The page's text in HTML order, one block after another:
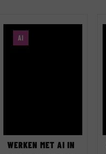
AI
WERKEN MET AI IN